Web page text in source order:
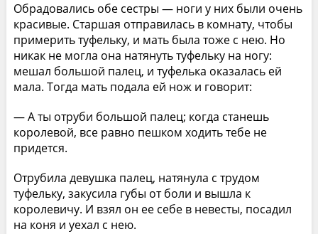
Обрадовались обе сестры — ноги у них были очень
красивые. Старшая отправилась в комнату, чтобы
примерить туфельку, и мать была тоже с нею. Но
никак не могла она натянуть туфельку на ногу:
мешал большой палец, и туфелька оказалась ей
мала. Тогда мать подала ей нож и говорит:
— А ты отруби большой палец; когда станешь
королевой, все равно пешком ходить тебе не
придется.
Отрубила девушка палец, натянула с трудом
туфельку, закусила губы от боли и вышла к
королевичу. И взял он ее себе в невесты, посадил
на коня и уехал с нею.